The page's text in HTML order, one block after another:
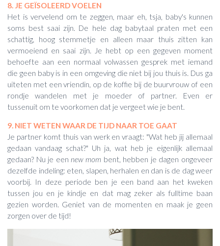
8. JE GEÏSOLEERD VOELEN
Het is vervelend om te zeggen, maar eh, tsja, baby's kunnen
soms best saai zijn. De hele dag babytaal praten met een
schattig, hoog stemmetje en alleen maar thuis zitten kan
vermoeiend en saai zijn. Je hebt op een gegeven moment
behoefte aan een normaal volwassen gesprek met iemand
die geen baby is in een omgeving die niet bij jou thuis is. Dus ga
uiteten met een vriendin, op de koffie bij de buurvrouw of een
rondje wandelen met je moeder of partner. Even er
tussenuit om te voorkomen dat je vergeet wie je bent.
9. NIET WETEN WAAR DE TIJD NAAR TOE GAAT
Je partner komt thuis van werk en vraagt: "Wat heb jij allemaal
gedaan vandaag schat?" Uh ja, wat heb je eigenlijk allemaal
gedaan? Nu je een new mom bent, hebben je dagen ongeveer
dezelfde indeling: eten, slapen, herhalen en dan is de dag weer
voorbij. In deze periode ben je een band aan het kweken
tussen jou en je kindje en dat mag zeker als fulltime baan
gezien worden. Geniet van de momenten en maak je geen
zorgen over de tijd!